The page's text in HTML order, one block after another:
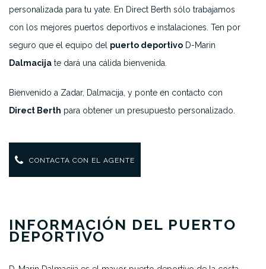
personalizada para tu yate. En Direct Berth sólo trabajamos
con los mejores puertos deportivos e instalaciones. Ten por
seguro que el equipo del puerto deportivo D-Marin
Dalmacija te dará una cálida bienvenida.
Bienvenido a Zadar, Dalmacija, y ponte en contacto con
Direct Berth para obtener un presupuesto personalizado.
CONTACTA CON EL AGENTE
INFORMACIÓN DEL PUERTO
DEPORTIVO